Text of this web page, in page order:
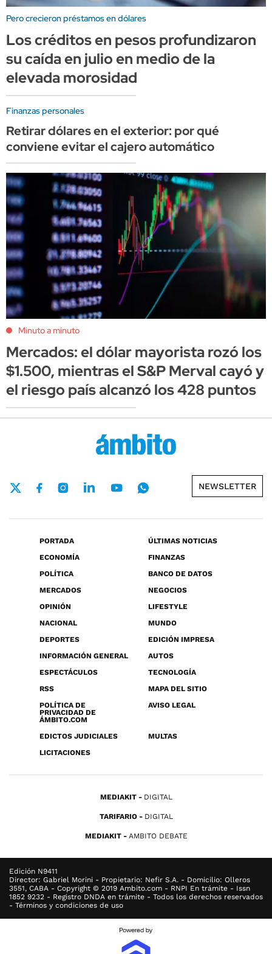
Pero crecieron préstamos en dólares
Los créditos en pesos profundizaron
su caída en julio en medio de la
elevada morosidad
Finanzas personales
Retirar dólares en el exterior: por qué
conviene evitar el cajero automático
Minuto a minuto
Mercados: el dólar mayorista rozó los
$1.500, mientras el S&P Merval cayó y
el riesgo país alcanzó los 428 puntos
NEWSLETTER
PORTADA
ÚLTIMAS NOTICIAS
ECONOMÍA
FINANZAS
POLÍTICA
BANCO DE DATOS
MERCADOS
NEGOCIOS
OPINIÓN
LIFESTYLE
NACIONAL
MUNDO
DEPORTES
EDICIÓN IMPRESA
INFORMACIÓN GENERAL
AUTOS
ESPECTÁCULOS
TECNOLOGÍA
RSS
MAPA DEL SITIO
POLÍTICA DE
PRIVACIDAD DE
ÁMBITO.COM
AVISO LEGAL
EDICTOS JUDICIALES
MULTAS
LICITACIONES
MEDIAKIT DIGITAL
TARIFARIO DIGITAL
MEDIAKIT AMBITO DEBATE
Edición N9411
Director: Gabriel Morini - Propietario: Nefir S.A. - Domicilio: Olleros
3551, CABA - Copyright © 2019 Ambito.com - RNPI En trámite - Issn
1852 9232 - Registro DNDA en trámite - Todos los derechos reservados
- Términos y condiciones de uso